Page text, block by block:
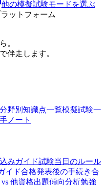
他の模擬試験モードを選ぶ
ットフォーム
。
伴走します。
分野別 知識点一覧模擬試験一
ノート
みガイド試験当日のルール
イド合格発表後の手続き合
他資格出題傾向分析勉強